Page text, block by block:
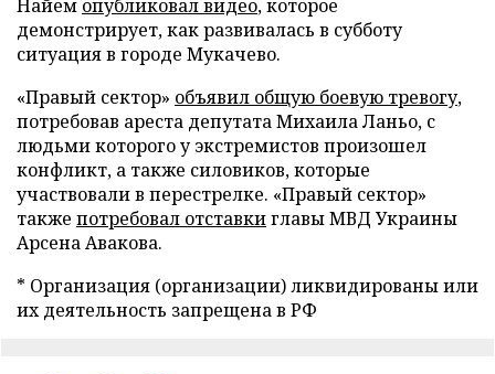
Найем опубликовал видео, которое
демонстрирует, как развивалась в субботу
ситуация в городе Мукачево.
«Правый сектор» объявил общую боевую тревогу,
потребовав ареста депутата Михаила Ланьо, с
людьми которого у экстремистов произошел
конфликт, а также силовиков, которые
участвовали в перестрелке. «Правый сектор»
также потребовал отставкиглавы МВД Украины
Арсена Авакова.
* Организация (организации) ликвидированы или
их деятельность запрещена в РФ